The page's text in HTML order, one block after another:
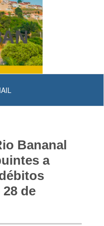
Bananal
a
de